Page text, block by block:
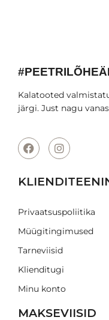
Kalatooted
järgi. Just nagu
Privaatsuspoliitika
Müügitingimused
Tarneviisid
Klienditugi
Minu konto
MAKSEVIISID